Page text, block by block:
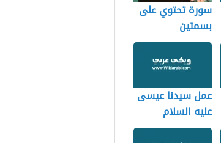
سورة تحتوي على
بسمتين
عمل سيدنا عيسى
عليه السلام